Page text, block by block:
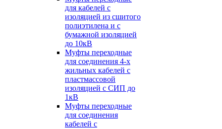
для кабелей с
изоляцией из сшитого
полиэтилена и с
бумажной изоляцией
до 10кВ
Муфты переходные
для соединения 4-х
жильных кабелей с
пластмассовой
изоляцией с СИП до
1кВ
Муфты переходные
для соединения
кабелей с